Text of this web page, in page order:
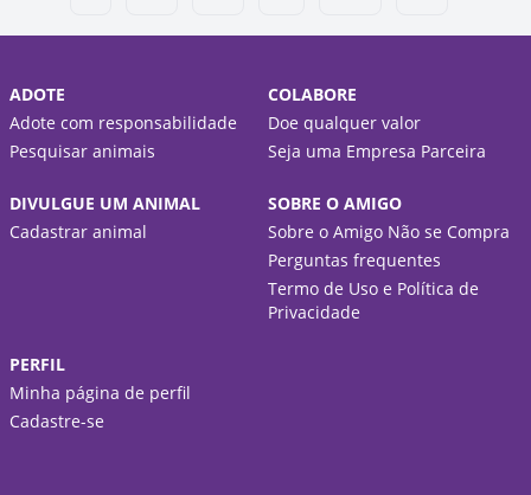
ADOTE
Adote com responsabilidade
Pesquisar animais
COLABORE
Doe qualquer valor
Seja uma Empresa Parceira
DIVULGUE UM ANIMAL
Cadastrar animal
SOBRE O AMIGO
Sobre o Amigo Não se Compra
Perguntas frequentes
Termo de Uso e Política de
Privacidade
PERFIL
Minha página de perfil
Cadastre-se